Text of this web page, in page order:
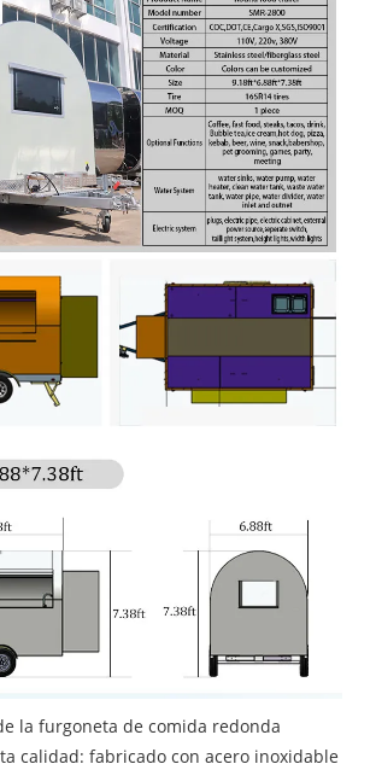
la furgoneta de comida redonda
calidad: fabricado con acero inoxidable